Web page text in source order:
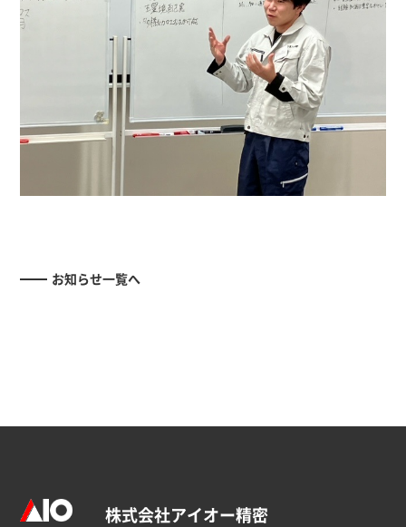
お知らせ一覧へ
株式会社アイオー精密